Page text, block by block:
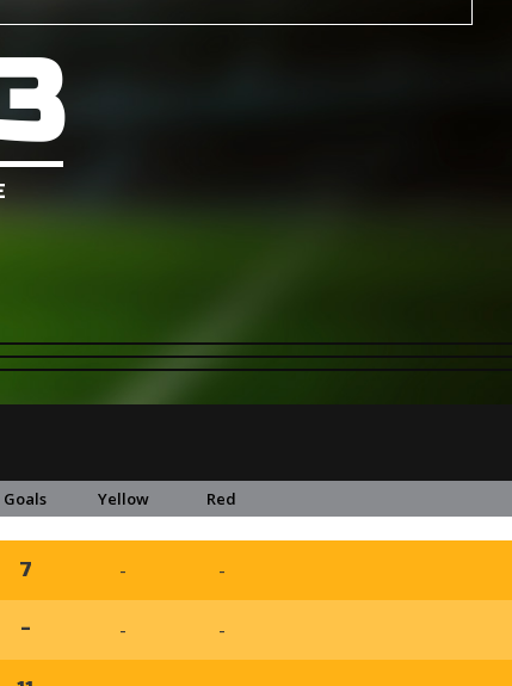
Goals Yellow Red
7 - -
- - -